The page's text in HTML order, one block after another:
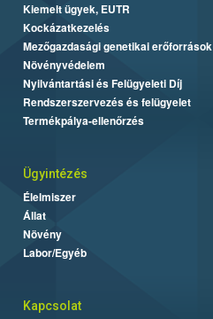
Kiemelt ügyek, EUTR
Kockázatkezelés
Mezőgazdasági genetikai erőforrások
Növényvédelem
Nyilvántartási és Felügyeleti Díj
Rendszerszervezés és felügyelet
Termékpálya-ellenőrzés
Ügyintézés
Élelmiszer
Állat
Növény
Labor/Egyéb
Kapcsolat